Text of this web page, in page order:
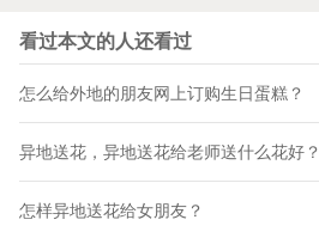
看过本文的人还看过
怎么给外地的朋友网上订购生日蛋糕？
异地送花，异地送花给老师送什么花好？
怎样异地送花给女朋友？